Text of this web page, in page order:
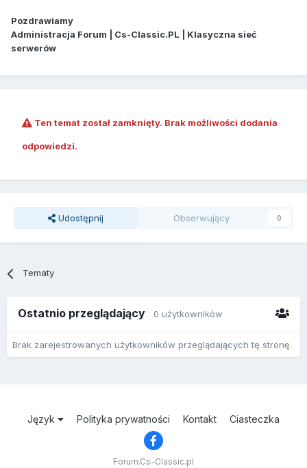
Pozdrawiamy
Administracja Forum | Cs-Classic.PL | Klasyczna sieć
serwerów
Ten temat został zamknięty. Brak możliwości dodania
odpowiedzi.
Udostępnij Obserwujący 0
Tematy
Ostatnio przeglądający 0 użytkowników
Brak zarejestrowanych użytkowników przeglądających tę stronę.
Język Polityka prywatności Kontakt Ciasteczka
Forum.Cs-Classic.pl